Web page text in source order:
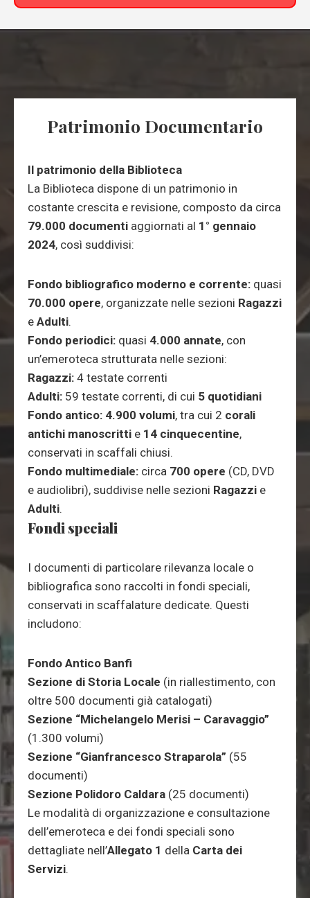
Patrimonio Documentario
Il patrimonio della Biblioteca
La Biblioteca dispone di un patrimonio in
costante crescita e revisione, composto da circa
79.000 documenti aggiornati al 1° gennaio
2024, così suddivisi:
Fondo bibliografico moderno e corrente: quasi
70.000 opere, organizzate nelle sezioni Ragazzi
e Adulti.
Fondo periodici: quasi 4.000 annate, con
un’emeroteca strutturata nelle sezioni:
Ragazzi: 4 testate correnti
Adulti: 59 testate correnti, di cui 5 quotidiani
Fondo antico: 4.900 volumi, tra cui 2 corali
antichi manoscritti e 14 cinquecentine,
conservati in scaffali chiusi.
Fondo multimediale: circa 700 opere (CD, DVD
e audiolibri), suddivise nelle sezioni Ragazzi e
Adulti.
Fondi speciali
I documenti di particolare rilevanza locale o
bibliografica sono raccolti in fondi speciali,
conservati in scaffalature dedicate. Questi
includono:
Fondo Antico Banfi
Sezione di Storia Locale (in riallestimento, con
oltre 500 documenti già catalogati)
Sezione “Michelangelo Merisi – Caravaggio”
(1.300 volumi)
Sezione “Gianfrancesco Straparola” (55
documenti)
Sezione Polidoro Caldara (25 documenti)
Le modalità di organizzazione e consultazione
dell’emeroteca e dei fondi speciali sono
dettagliate nell’Allegato 1 della Carta dei
Servizi.